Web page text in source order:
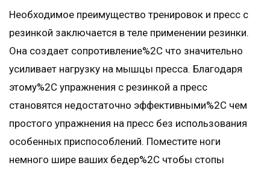
Необходимое преимущество тренировок и пресс с
резинкой заключается в теле применении резинки.
Она создает сопротивление%2C что значительно
усиливает нагрузку на мышцы пресса. Благодаря
этому%2C упражнения с резинкой а пресс
становятся недостаточно эффективными%2C чем
простого упражнения на пресс без использования
особенных приспособлений. Поместите ноги
немного шире ваших бедер%2C чтобы стопы